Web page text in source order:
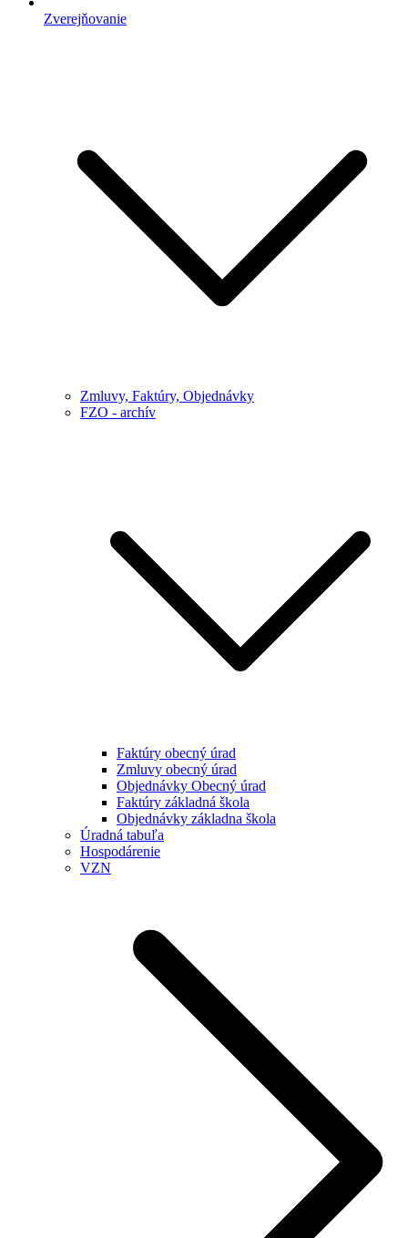
Zverejňovanie
Zmluvy, Faktúry, Objednávky
FZO - archív
Faktúry obecný úrad
Zmluvy obecný úrad
Objednávky Obecný úrad
Faktúry základná škola
Objednávky základna škola
Úradná tabuľa
Hospodárenie
VZN